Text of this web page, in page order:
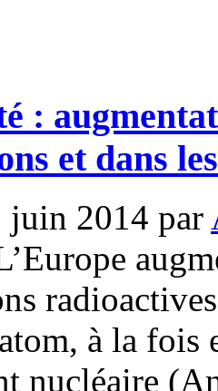
:
et dans
juin 2014 par
à la fois
nucléaire